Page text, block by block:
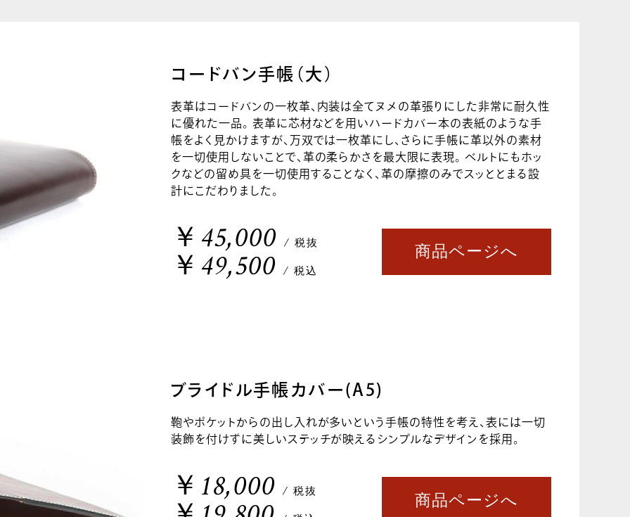
コードバン手帳（大）
表革はコードバンの一枚革、内装は全てヌメの革張りにした非常に耐久性
に優れた一品。 表革に芯材などを用いハードカバー本の表紙のような手
帳をよく見かけますが、万双では一枚革にし、さらに手帳に革以外の素材
を一切使用しないことで、革の柔らかさを最大限に表現。 ベルトにもホッ
クなどの留め具を一切使用することなく、革の摩擦のみでスッととまる設
計にこだわりました。
￥45,000 / 税抜
￥49,500 / 税込
商品ページへ
ブライドル手帳カバー(A5)
鞄やポケットからの出し入れが多いという手帳の特性を考え、表には一切
装飾を付けずに美しいステッチが映えるシンプルなデザインを採用。
￥18,000 / 税抜 商品ページへ